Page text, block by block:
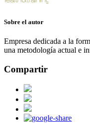
Sobre el autor
Empresa dedicada a la
una metodología actual e
Compartir